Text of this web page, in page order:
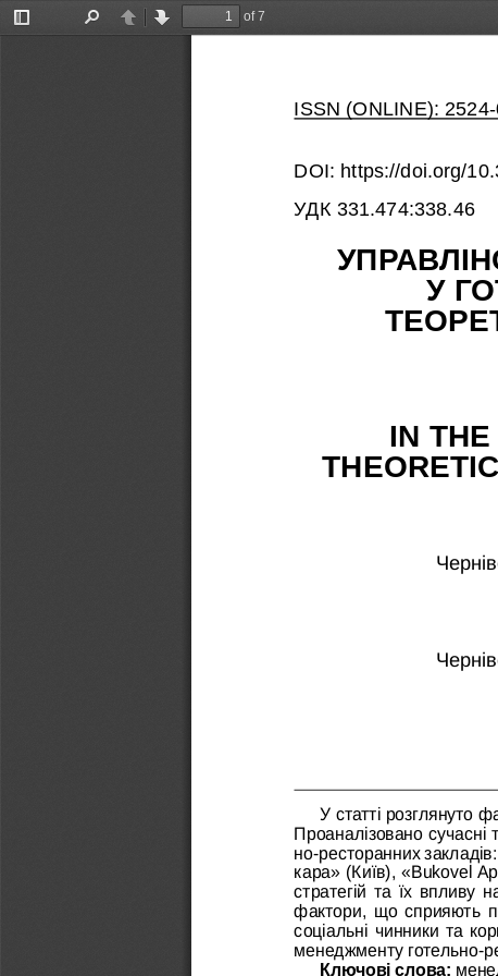
Toggle
PreviousNext
of 7
ISSN (ONLINE):
DOI: https://doi.org/
УДК 331.474:338.46
У
IN
У статті розглянуто
Проаналізовано сучасні
но-ресторанних
кара» (Київ), «Bukovel
стратегій та їх впливу
фактори, що сприяють
соціальні чинники та
менеджменту готельно-
Ключові слова: